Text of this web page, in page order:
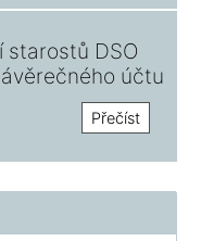
starostů DSO
účtu
Přečíst